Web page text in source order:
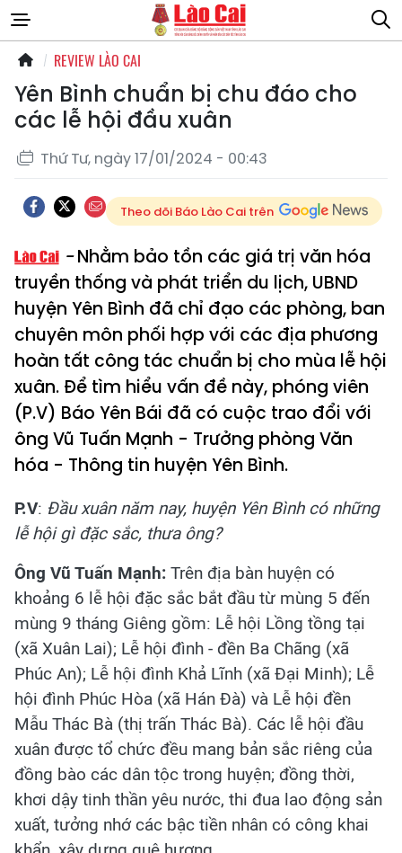
REVIEW LÀO CAI
Yên Bình chuẩn bị chu đáo cho
các lễ hội đầu xuân
Thứ Tư, ngày 17/01/2024 - 00:43
Theo dõi Báo Lào Cai trên
Nhằm bảo tồn các giá trị văn hóa
truyền thống và phát triển du lịch, UBND
huyện Yên Bình đã chỉ đạo các phòng, ban
chuyên môn phối hợp với các địa phương
hoàn tất công tác chuẩn bị cho mùa lễ hội
xuân. Để tìm hiểu vấn đề này, phóng viên
(P.V) Báo Yên Bái đã có cuộc trao đổi với
ông Vũ Tuấn Mạnh - Trưởng phòng Văn
hóa - Thông tin huyện Yên Bình.
P.V: Đầu xuân năm nay, huyện Yên Bình có những
lễ hội gì đặc sắc, thưa ông?
Ông Vũ Tuấn Mạnh: Trên địa bàn huyện có
khoảng 6 lễ hội đặc sắc bắt đầu từ mùng 5 đến
mùng 9 tháng Giêng gồm: Lễ hội Lồng tồng tại
(xã Xuân Lai); Lễ hội đình - đền Ba Chãng (xã
Phúc An); Lễ hội đình Khả Lĩnh (xã Đại Minh); Lễ
hội đình Phúc Hòa (xã Hán Đà) và Lễ hội đền
Mẫu Thác Bà (thị trấn Thác Bà). Các lễ hội đầu
xuân được tổ chức đều mang bản sắc riêng của
đồng bào các dân tộc trong huyện; đồng thời,
khơi dậy tinh thần yêu nước, thi đua lao động sản
xuất, tưởng nhớ các bậc tiền nhân có công khai